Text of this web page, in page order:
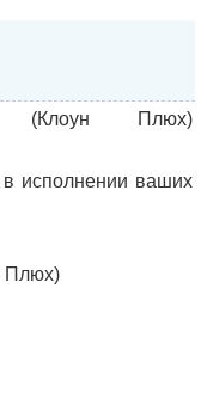
Плюх)
исполнении ваших
Плюх)